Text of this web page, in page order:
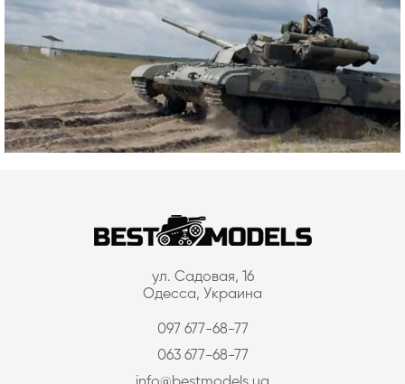
ул. Садовая, 16
Одесса, Украина
097 677-68-77
063 677-68-77